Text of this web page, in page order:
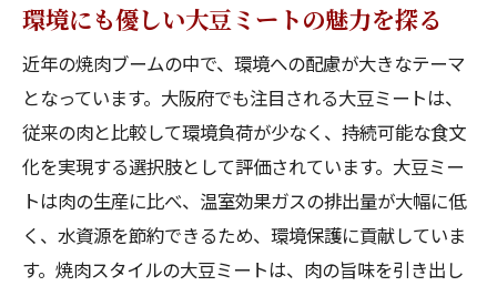
焼肉好き必見！大阪で新しい美味しさを発
見
大豆ミートで広がる焼肉の新たな味わい
大阪府の焼肉ファンに贈る新しい選択肢
大豆ミートで楽しむ焼肉の新たな魅力
焼肉好きも満足の大豆ミートの実力
大阪で体験する焼肉の新しい美味しさ
環境にも優しい大豆ミートの魅力を探る
近年の焼肉ブームの中で、環境への配慮が大きなテーマ
となっています。大阪府でも注目される大豆ミートは、
従来の肉と比較して環境負荷が少なく、持続可能な食文
化を実現する選択肢として評価されています。大豆ミー
トは肉の生産に比べ、温室効果ガスの排出量が大幅に低
く、水資源を節約できるため、環境保護に貢献していま
す。焼肉スタイルの大豆ミートは、肉の旨味を引き出し